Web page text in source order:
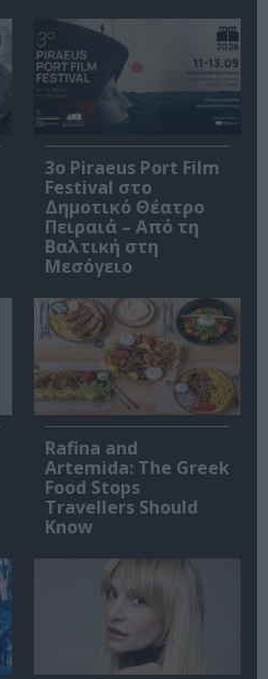
3o Piraeus Port Film
Festival στο
Δημοτικό Θέατρο
Πειραιά – Από τη
Βαλτική στη
Μεσόγειο
Rafina and
Artemida: The Greek
Food Stops
Travellers Should
Know